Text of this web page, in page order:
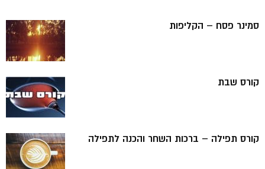
סמינר פסח – הקליפות
קורס שבת
קורס תפילה – ברכות השחר והכנה לתפילה